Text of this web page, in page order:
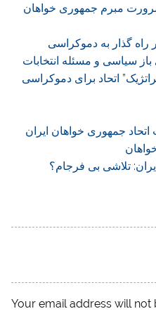
مبرم جمهوری خواهان
گذار به دموکراسی
سیاسی و مسئله انتخابات
اتحاد برای دموکراسی
جمهوری خواهان ایران
تلاشی بی فرجام؟
Your email address will not